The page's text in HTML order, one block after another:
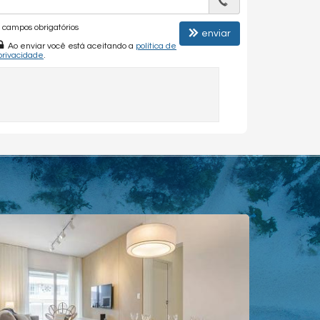
campos obrigatórios
Ao enviar você está aceitando a política de
.
enviar